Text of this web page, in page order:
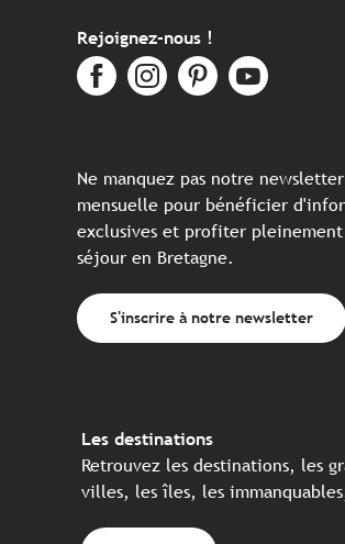
Rejoignez-nous !
Ne manquez pas notre newsletter
mensuelle pour bénéficier
exclusives et profiter
séjour en Bretagne.
S'inscrire à notre newsletter
Les destinations
Retrouvez les destinations, les
villes, les îles, les